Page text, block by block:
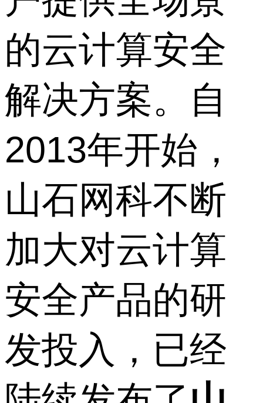
的云计算安全
解决方案。自
2013年开始，
山石网科不断
加大对云计算
安全产品的研
发投入，已经